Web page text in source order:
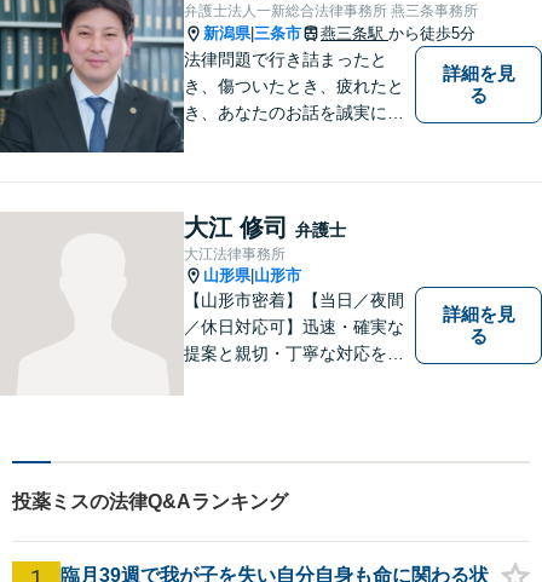
弁護士法人一新総合法律事務所 燕三条事務所
新潟県| 三条市 燕三条駅 から徒歩5分
法律問題で行き詰まったと
き、傷ついたとき、疲れたと
き、あなたのお話を誠実にお
詳細を見
る
大江 修司 弁護士
大江法律事務所
山形県| 山形市
【山形市密着】【当日／夜間
／休日対応可】迅速・確実な
提案と親切・丁寧な対応をい
可】不安や問題について法的
て、より良い解決に導くお手
伝いをいたします。
詳細を見
る
投薬ミスの法律Q&Aランキング
臨月39週で我が子を失い自分自身も命に関わる状